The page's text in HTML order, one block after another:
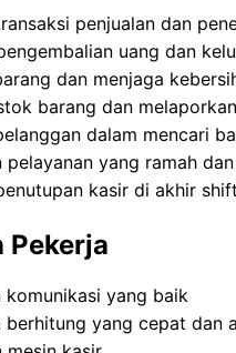
penjualan dan
uang dan
dan menjaga
barang dan
dalam mencari
pelayanan yang ramah
kasir di akhir shift
Pekerja
komunikasi yang baik
berhitung yang cepat dan